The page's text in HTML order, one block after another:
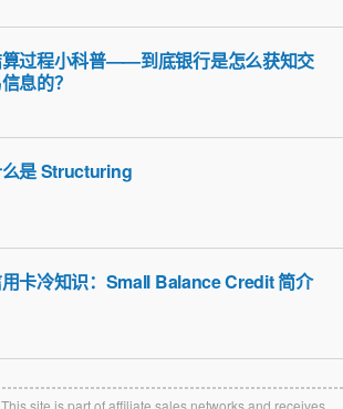
过程小科普——到底银行是怎么获知交
息的？
是 Structuring
卡冷知识：Small Balance Credit 简介
site is part of affiliate sales networks and receives